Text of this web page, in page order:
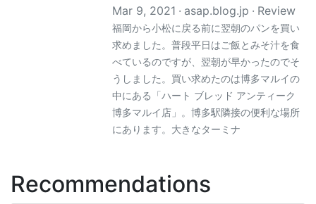
Mar 9, 2021 asap.blog.jp Review
福岡から小松に戻る前に翌朝のパンを買い
求めました。普段平日はご飯とみそ汁を食
べているのですが、翌朝が早かったのでそ
うしました。買い求めたのは博多マルイの
中にある「ハート ブレッド アンティーク
博多マルイ店」。博多駅隣接の便利な場所
にあります。大きなターミナ
Recommendations